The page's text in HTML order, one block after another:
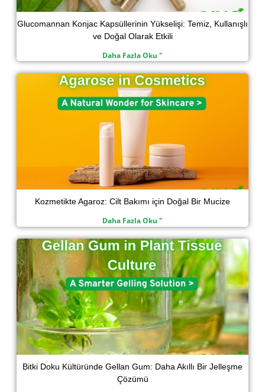
Glucomannan Konjac Kapsüllerinin Yükselişi: Temiz, Kullanışlı
ve Doğal Olarak Etkili
Daha Fazla Oku "
Kozmetikte Agaroz: Cilt Bakımı için Doğal Bir Mucize
Daha Fazla Oku "
Bitki Doku Kültüründe Gellan Gum: Daha Akıllı Bir Jelleşme
Çözümü